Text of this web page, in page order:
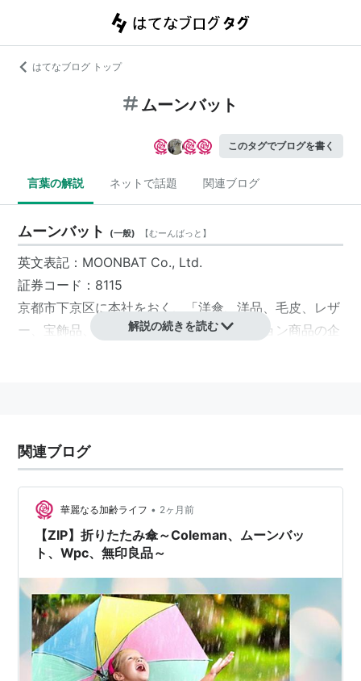
はてなブログ トップ
ムーンバット
このタグでブログを書く
言葉の解説 ネットで話題 関連ブログ
ムーンバット (一般) 【むーんばっと 】
英文表記：MOONBAT Co., Ltd.
証券コード：8115
京都市下京区に本社をおく、「洋傘、洋品、毛皮、レザ
ー、宝飾品、帽子などアクセントファッション商品の企
解説の続きを読む
関連ブログ
華麗なる加齢ライフ • 2ヶ月前
【ZIP】折りたたみ傘～Coleman、ムーンバッ
ト、Wpc、無印良品～